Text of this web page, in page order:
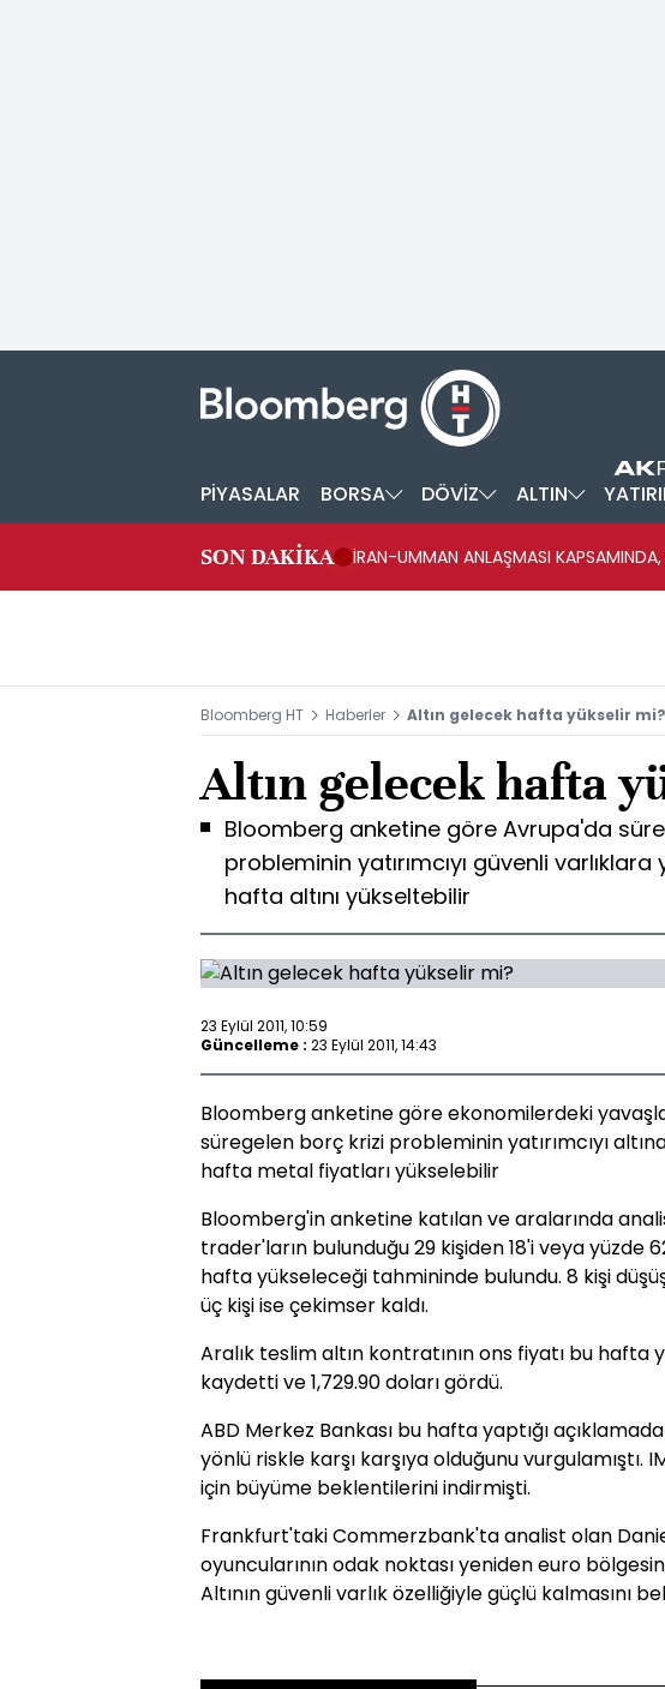
PİYASALAR BORSA DÖVİZ ALTIN
SON DAKİKA
İRAN-UMMAN ANLAŞMASI KAPSAMINDA,
Bloomberg HT Haberler Altın gelecek hafta yükselir mi?
Altın gelecek hafta
Bloomberg anketine göre Avrupa'da
probleminin yatırımcıyı güvenli
hafta altını yükseltebilir
23 Eylül 2011, 10:59
Güncelleme : 23 Eylül 2011, 14:43
Bloomberg anketine göre ekonomilerdeki
süregelen borç krizi probleminin yatırımcıyı
hafta metal fiyatları yükselebilir
Bloomberg'in anketine katılan ve aralarında
trader'ların bulunduğu 29 kişiden 18'i veya yüzde
hafta yükseleceği tahmininde bulundu. 8 kişi
üç kişi ise çekimser kaldı.
Aralık teslim altın kontratının ons fiyatı bu hafta
kaydetti ve 1,729.90 doları gördü.
ABD Merkez Bankası bu hafta yaptığı
yönlü riskle karşı karşıya olduğunu vurgulamıştı.
için büyüme beklentilerini indirmişti.
Frankfurt'taki Commerzbank'ta analist olan
oyuncularının odak noktası yeniden euro
Altının güvenli varlık özelliğiyle güçlü kalmasını